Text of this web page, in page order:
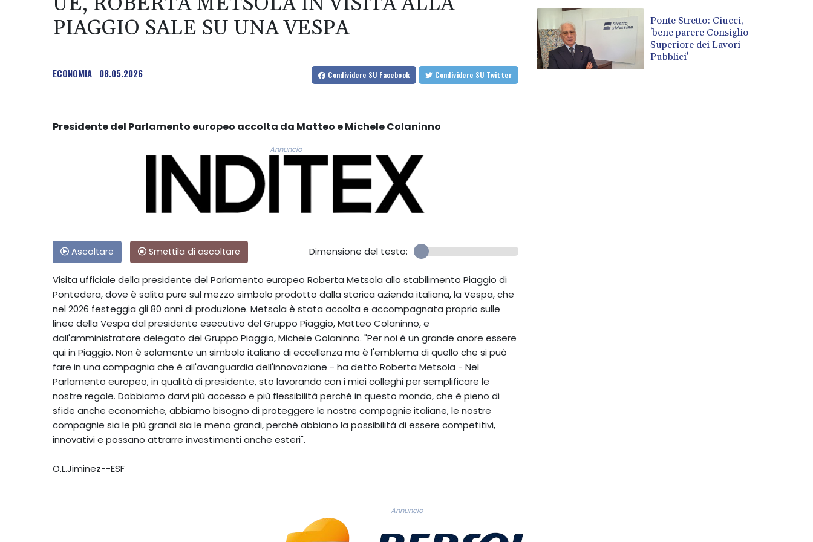
PIAGGIO SALE SU UNA VESPA
ECONOMIA 08.05.2026 Condividere SU Facebook Condividere SU Twitter
Presidente del Parlamento europeo accolta da Matteo e Michele Colaninno
Annuncio
Ascoltare Smettila di ascoltare Dimensione del testo:
Visita ufficiale della presidente del Parlamento europeo Roberta Metsola allo stabilimento Piaggio di
Pontedera, dove è salita pure sul mezzo simbolo prodotto dalla storica azienda italiana, la Vespa, che
nel 2026 festeggia gli 80 anni di produzione. Metsola è stata accolta e accompagnata proprio sulle
linee della Vespa dal presidente esecutivo del Gruppo Piaggio, Matteo Colaninno, e
dall'amministratore delegato del Gruppo Piaggio, Michele Colaninno. "Per noi è un grande onore essere
qui in Piaggio. Non è solamente un simbolo italiano di eccellenza ma è l'emblema di quello che si può
fare in una compagnia che è all'avanguardia dell'innovazione - ha detto Roberta Metsola - Nel
Parlamento europeo, in qualità di presidente, sto lavorando con i miei colleghi per semplificare le
nostre regole. Dobbiamo darvi più accesso e più flessibilità perché in questo mondo, che è pieno di
sfide anche economiche, abbiamo bisogno di proteggere le nostre compagnie italiane, le nostre
compagnie sia le più grandi sia le meno grandi, perché abbiano la possibilità di essere competitivi,
innovativi e possano attrarre investimenti anche esteri".
O.L.Jiminez--ESF
Ponte Stretto: Ciucci,
'bene parere Consiglio
Superiore dei Lavori
Pubblici'
Annuncio